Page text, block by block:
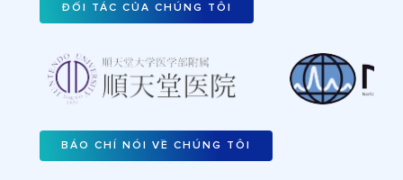
ĐỐI TÁC CỦA CHÚNG TÔI
BÁO CHÍ NÓI VỀ CHÚNG TÔI